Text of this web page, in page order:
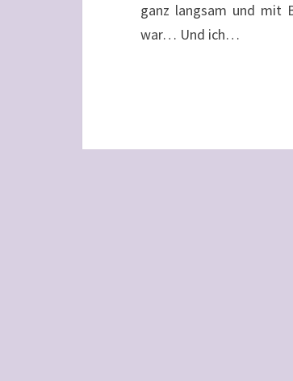
ganz langsam und mit
war… Und ich…